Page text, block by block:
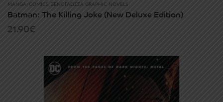
MANGA/COMICS ΞΕΝΌΓΛΩΣΣΑ GRAPHIC NOVELS
Batman: The Killing Joke (New Deluxe Edition)
21.90€